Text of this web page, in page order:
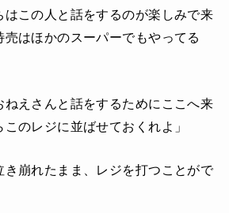
はこの人と話をするのが楽しみで来
はほかのスーパーでもやってる
ねえさんと話をするためにここへ来
のレジに並ばせておくれよ」
き崩れたまま、レジを打つことがで